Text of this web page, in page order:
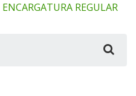
REGULAR